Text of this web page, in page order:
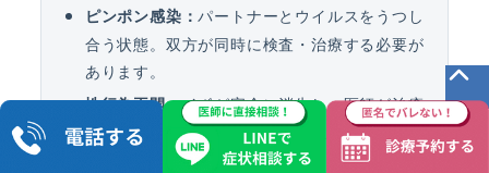
ピンポン感染：パートナーとウイルスをうつし
合う状態。双方が同時に検査・治療する必要が
あります。
性行為再開：イボが完全に消失し、医師が治癒
と判断するまでは控えることが推奨されます。